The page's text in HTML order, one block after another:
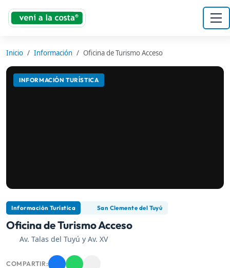
Inicio Información Oficina de Turismo Acceso
INFORMACIÓN TURÍSTICA
Información Turística San Clemente del Tuyú
Oficina de Turismo Acceso
Av. Talas del Tuyú y Av. XV
COMPARTIR: